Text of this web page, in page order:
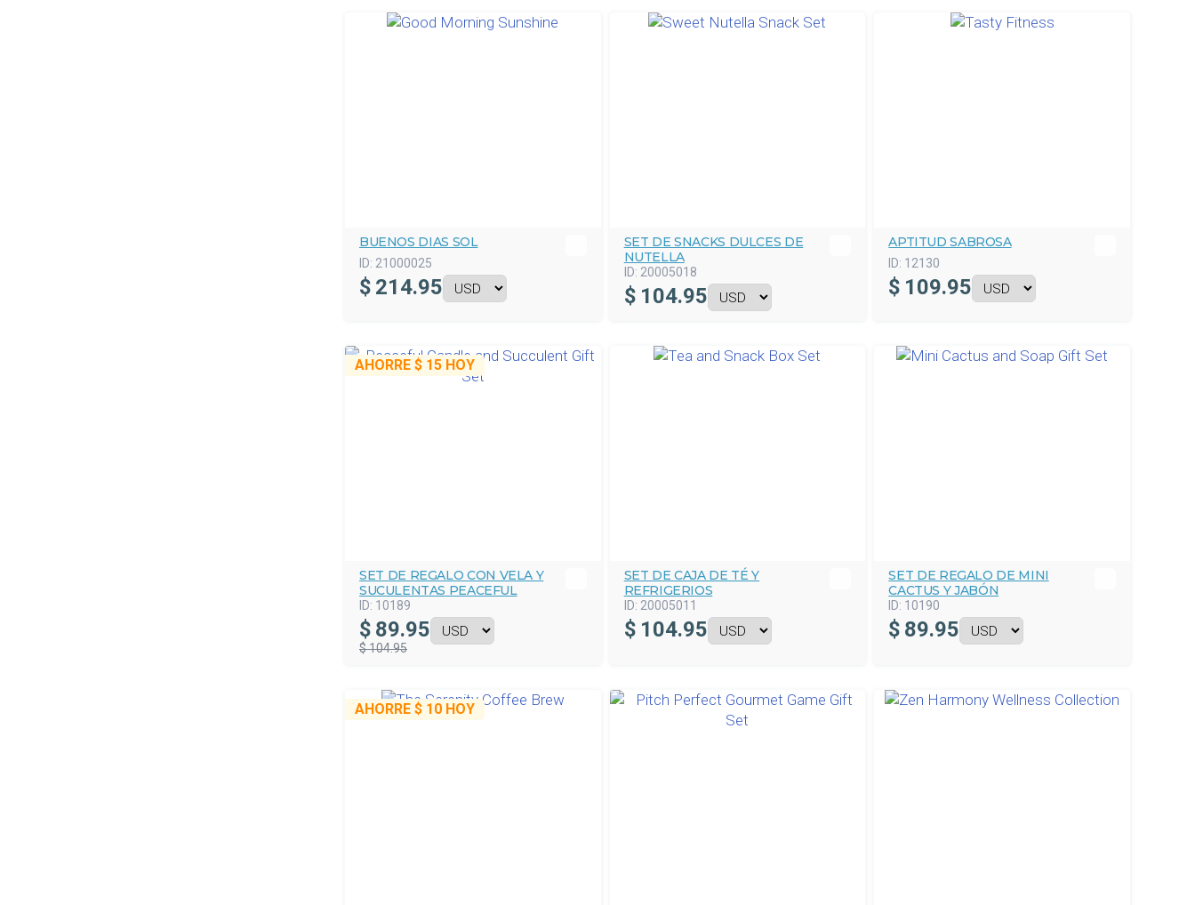
BUENOS DIAS SOL
ID: 21000025
$ 214.95
SET DE SNACKS DULCES DE
NUTELLA
ID: 20005018
$ 104.95
APTITUD SABROSA
ID: 12130
$ 109.95
AHORRE $ 15 HOY
SET DE REGALO CON VELA Y
SUCULENTAS PEACEFUL
ID: 10189
$ 89.95
$ 104.95
SET DE CAJA DE TÉ Y
REFRIGERIOS
ID: 20005011
$ 104.95
SET DE REGALO DE MINI
CACTUS Y JABÓN
ID: 10190
$ 89.95
AHORRE $ 10 HOY